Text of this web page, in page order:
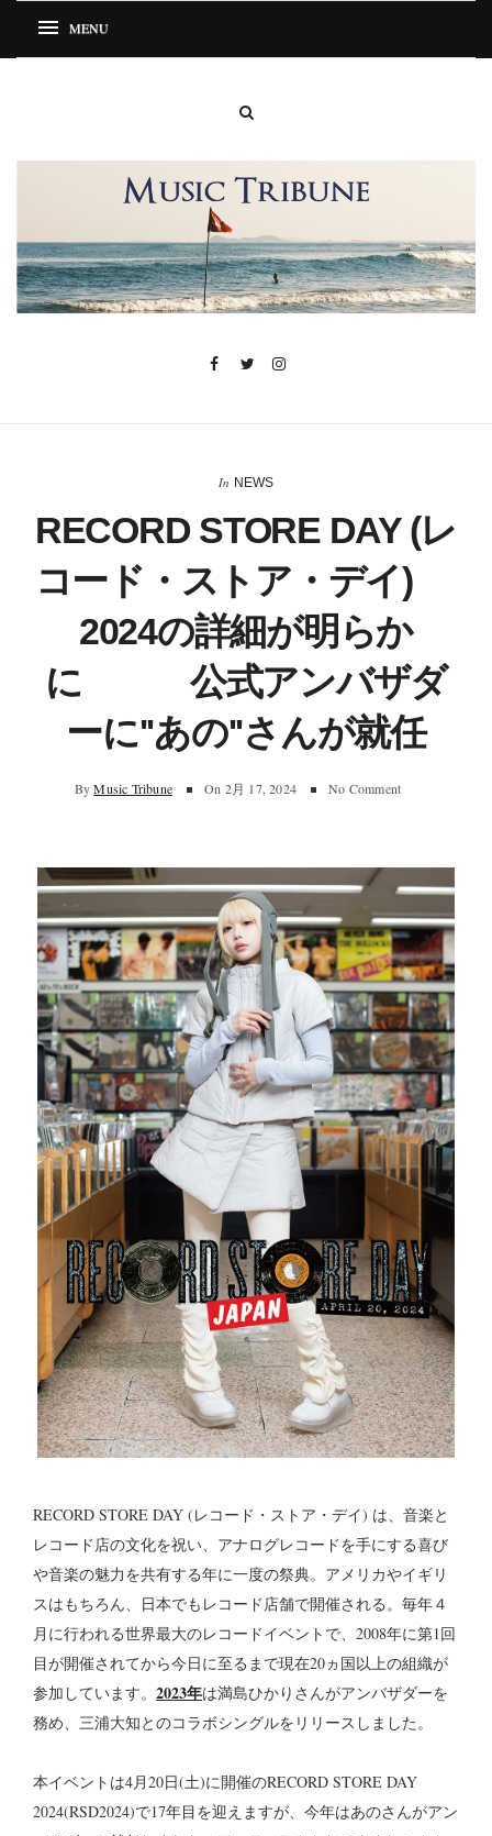
In NEWS
RECORD STORE DAY (レ
コード・ストア・デイ)
2024の詳細が明らか
に 公式アンバザダ
ーに''あの''さんが就任
By Music Tribune On 2月 17, 2024 No Comment
RECORD STORE DAY (レコード・ストア・デイ) は、音楽と
レコード店の文化を祝い、アナログレコードを手にする喜び
や音楽の魅力を共有する年に一度の祭典。アメリカやイギリ
スはもちろん、日本でもレコード店舗で開催される。毎年４
月に行われる世界最大のレコードイベントで、2008年に第1回
目が開催されてから今日に至るまで現在20ヵ国以上の組織が
参加しています。 2023年は満島ひかりさんがアンバザダーを
務め、三浦大知とのコラボシングルをリリースしました。
本イベントは4月20日(土)に開催のRECORD STORE DAY
2024(RSD2024)で17年目を迎えますが、今年はあのさんがアン